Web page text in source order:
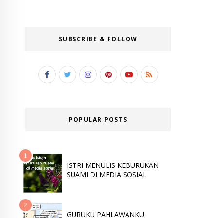
SUBSCRIBE & FOLLOW
POPULAR POSTS
ISTRI MENULIS KEBURUKAN
SUAMI DI MEDIA SOSIAL
GURUKU PAHLAWANKU,